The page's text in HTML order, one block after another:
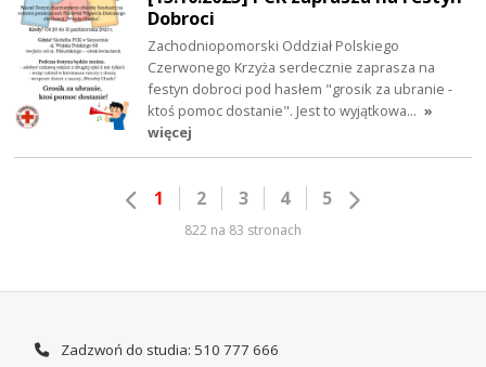
Dobroci
Zachodniopomorski Oddział Polskiego
Czerwonego Krzyża serdecznie zaprasza na
festyn dobroci pod hasłem "grosik za ubranie -
ktoś pomoc dostanie". Jest to wyjątkowa… »
więcej
1 2 3 4 5
822 na 83 stronach
Zadzwoń do studia: 510 777 666